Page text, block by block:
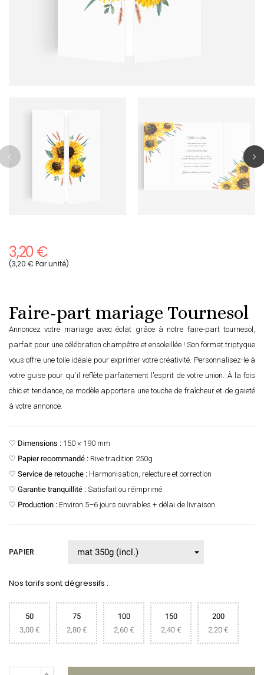
3,20 €
(3,20 € Par unité)
Faire-part mariage Tournesol
Annoncez votre mariage avec éclat grâce à notre faire-part tournesol,
parfait pour une célébration champêtre et ensoleillée ! Son format triptyque
vous offre une toile idéale pour exprimer votre créativité. Personnalisez-le à
votre guise pour qu'il reflète parfaitement l'esprit de votre union. À la fois
chic et tendance, ce modèle apportera une touche de fraîcheur et de gaieté
à votre annonce.
♡ Dimensions : 150 × 190 mm
♡ Papier recommandé : Rive tradition 250g
♡ Service de retouche : Harmonisation, relecture et correction
♡ Garantie tranquillité : Satisfait ou réimprimé
♡ Production : Environ 5–6 jours ouvrables + délai de livraison
PAPIER
Nos tarifs sont dégressifs :
50
3,00 €
75
2,80 €
100
2,60 €
150
2,40 €
200
2,20 €